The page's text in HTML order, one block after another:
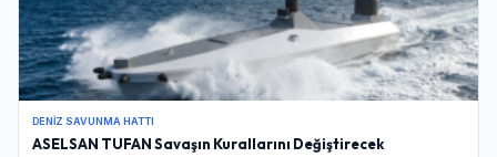
DENIZ SAVUNMA HATTI
ASELSAN TUFAN Savaşın Kurallarını Değiştirecek